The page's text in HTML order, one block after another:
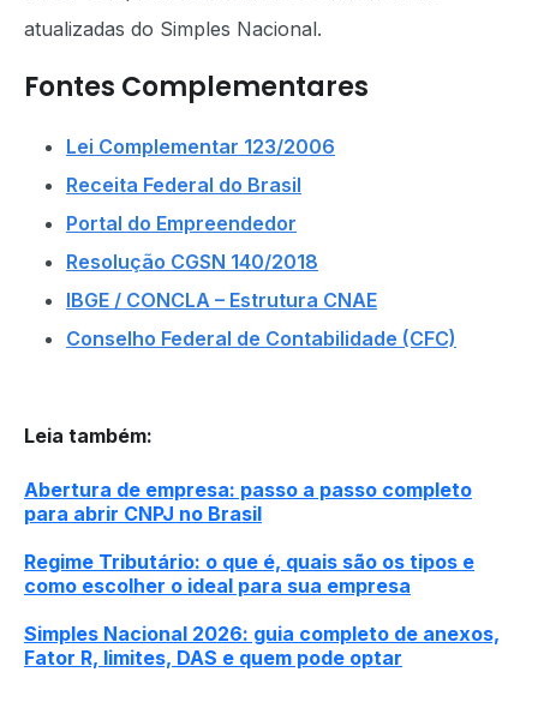
atualizadas do Simples Nacional.
Fontes Complementares
Lei Complementar 123/2006
Receita Federal do Brasil
Portal do Empreendedor
Resolução CGSN 140/2018
IBGE / CONCLA – Estrutura CNAE
Conselho Federal de Contabilidade (CFC)
Leia também:
Abertura de empresa: passo a passo completo
para abrir CNPJ no Brasil
Regime Tributário: o que é, quais são os tipos e
como escolher o ideal para sua empresa
Simples Nacional 2026: guia completo de anexos,
Fator R, limites, DAS e quem pode optar